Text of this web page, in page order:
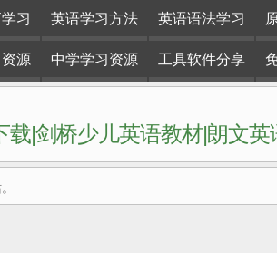
习 英语学习方法 英语语法学习
源 中学学习资源 工具软件分享
载|剑桥少儿英语教材|朗文